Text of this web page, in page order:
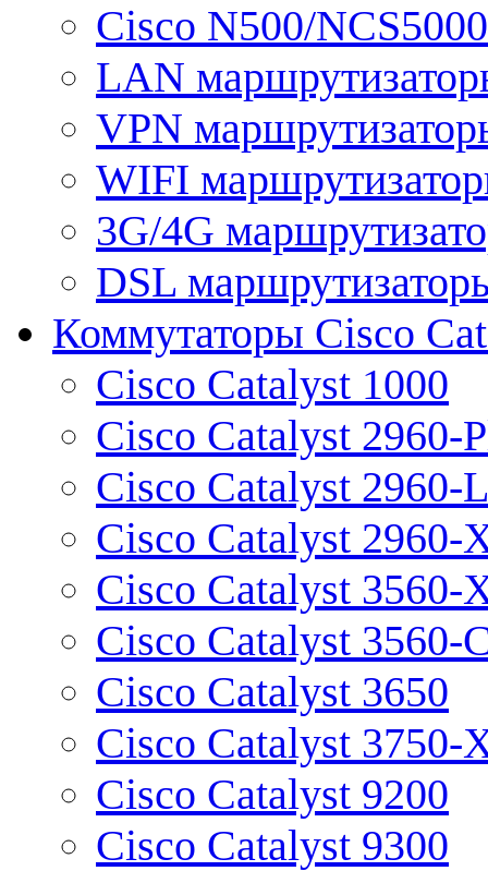
Cisco N500/
LAN
VPN
WIFI
3G/4G
DSL
Коммутаторы Cisco
Cisco Catalyst 1000
Cisco Catalyst 2960-
Cisco Catalyst 2960-L
Cisco Catalyst 2960-
Cisco Catalyst 3560-
Cisco Catalyst 3560-
Cisco Catalyst 3650
Cisco Catalyst 3750-
Cisco Catalyst 9200
Cisco Catalyst 9300